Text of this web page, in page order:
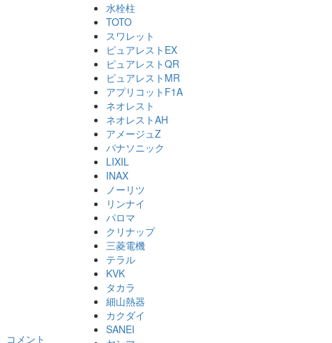
コメント
水栓柱
TOTO
スワレット
ピュアレストEX
ピュアレストQR
ピュアレストMR
アプリコットF1A
ネオレスト
ネオレストAH
アメージュZ
パナソニック
LIXIL
INAX
ノーリツ
リンナイ
パロマ
クリナップ
三菱電機
テラル
KVK
タカラ
細山熱器
カクダイ
SANEI